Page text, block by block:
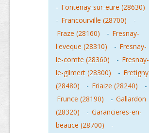
- Fontenay-sur-eure (28630)
- Francourville (28700)
-
Fraze (28160)
- Fresnay-
l'eveque (28310)
- Fresnay-
le-comte (28360)
- Fresnay-
le-gilmert (28300)
- Fretigny
(28480)
- Friaize (28240)
-
Frunce (28190)
- Gallardon
(28320)
- Garancieres-en-
beauce (28700)
-